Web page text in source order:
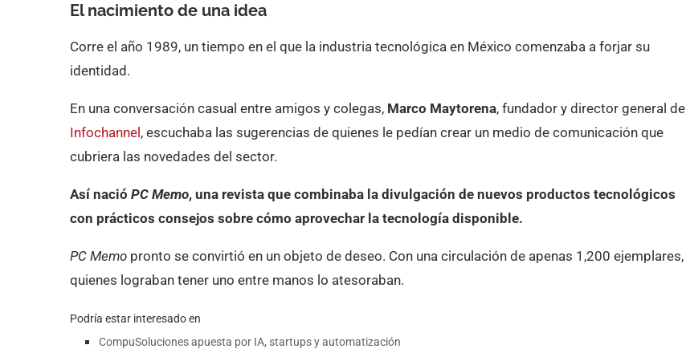
El nacimiento de una idea
Corre el año 1989, un tiempo en el que la industria tecnológica en México comenzaba a forjar su
identidad.
En una conversación casual entre amigos y colegas, Marco Maytorena, fundador y director general de
Infochannel , escuchaba las sugerencias de quienes le pedían crear un medio de comunicación que
cubriera las novedades del sector.
Así nació PC Memo, una revista que combinaba la divulgación de nuevos productos tecnológicos
con prácticos consejos sobre cómo aprovechar la tecnología disponible.
PC Memo pronto se convirtió en un objeto de deseo. Con una circulación de apenas 1,200 ejemplares,
quienes lograban tener uno entre manos lo atesoraban.
Podría estar interesado en
CompuSoluciones apuesta por IA, startups y automatización